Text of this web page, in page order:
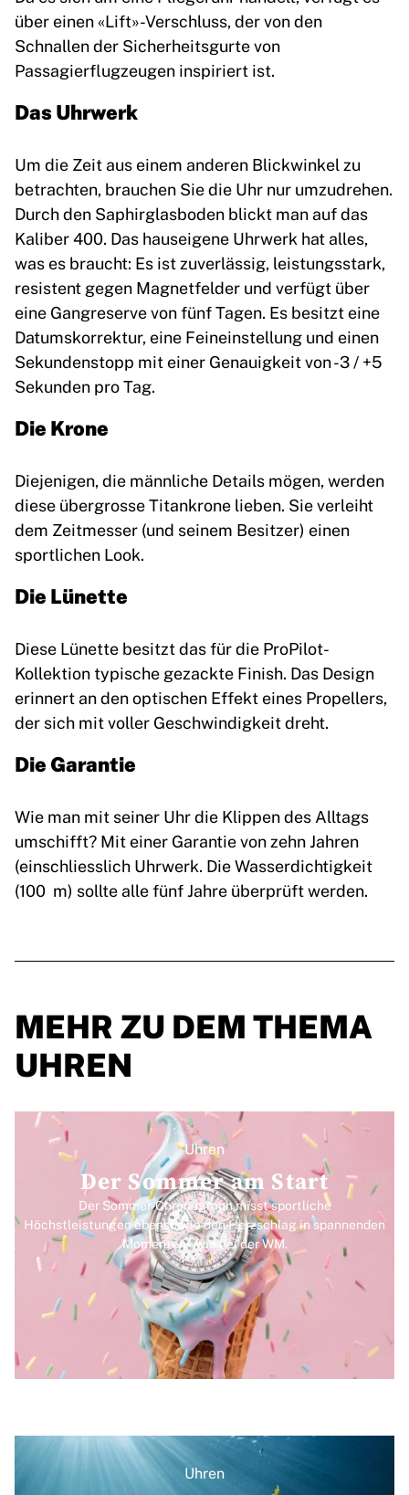
über einen «Lift»-Verschluss, der von den
Schnallen der Sicherheitsgurte von
Passagierflugzeugen inspiriert ist.
Das Uhrwerk
Um die Zeit aus einem anderen Blickwinkel zu
betrachten, brauchen Sie die Uhr nur umzudrehen.
Durch den Saphirglasboden blickt man auf das
Kaliber 400. Das hauseigene Uhrwerk hat alles,
was es braucht: Es ist zuverlässig, leistungsstark,
resistent gegen Magnetfelder und verfügt über
eine Gangreserve von fünf Tagen. Es besitzt eine
Datumskorrektur, eine Feineinstellung und einen
Sekundenstopp mit einer Genauigkeit von -3 / +5
Sekunden pro Tag.
Die Krone
Diejenigen, die männliche Details mögen, werden
diese übergrosse Titankrone lieben. Sie verleiht
dem Zeitmesser (und seinem Besitzer) einen
sportlichen Look.
Die Lünette
Diese Lünette besitzt das für die ProPilot-
Kollektion typische gezackte Finish. Das Design
erinnert an den optischen Effekt eines Propellers,
der sich mit voller Geschwindigkeit dreht.
Die Garantie
Wie man mit seiner Uhr die Klippen des Alltags
umschifft? Mit einer Garantie von zehn Jahren
(einschliesslich Uhrwerk. Die Wasserdichtigkeit
(100 m) sollte alle fünf Jahre überprüft werden.
MEHR ZU DEM THEMA
UHREN
Uhren
Der Sommer am Start
Der Sommer-Chronograph misst sportliche
Höchstleistungen ebenso wie den Herzschlag in spannenden
Momenten – wie bei der WM.
Uhren